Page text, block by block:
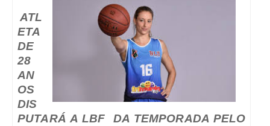
ATL
ETA
DE
28
AN
OS
DIS
PUTARÁ A LBF DA TEMPORADA PELO